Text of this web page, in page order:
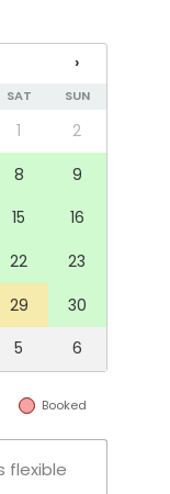
joista
asti.
Taloa
tehtävä
samassa
70–90 €
välittömästi.
tai
pihalla, joten
›
SAT SUN
1
2
8
9
15
16
22
23
29
30
5 6
Booked
flexible